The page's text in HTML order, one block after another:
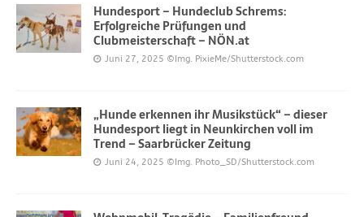
Hundesport – Hundeclub Schrems:
Erfolgreiche Prüfungen und
Clubmeisterschaft – NÖN.at
Juni 27, 2025 ©Img. PixieMe/Shutterstock.com
„Hunde erkennen ihr Musikstück“ – dieser
Hundesport liegt in Neunkirchen voll im
Trend – Saarbrücker Zeitung
Juni 24, 2025 ©Img. Photo_SD/Shutterstock.com